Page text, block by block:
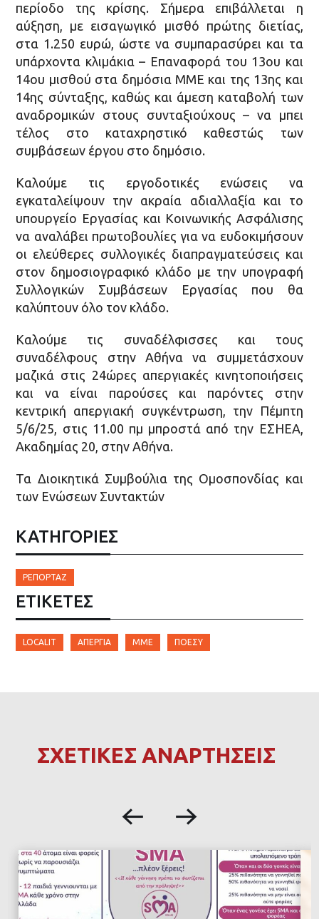
περίοδο της κρίσης. Σήμερα επιβάλλεται η
αύξηση, με εισαγωγικό μισθό πρώτης διετίας,
στα 1.250 ευρώ, ώστε να συμπαρασύρει και τα
υπάρχοντα κλιμάκια – Επαναφορά του 13ου και
14ου μισθού στα δημόσια ΜΜΕ και της 13ης και
14ης σύνταξης, καθώς και άμεση καταβολή των
αναδρομικών στους συνταξιούχους – να μπει
τέλος στο καταχρηστικό καθεστώς των
συμβάσεων έργου στο δημόσιο.
Καλούμε τις εργοδοτικές ενώσεις να
εγκαταλείψουν την ακραία αδιαλλαξία και το
υπουργείο Εργασίας και Κοινωνικής Ασφάλισης
να αναλάβει πρωτοβουλίες για να ευδοκιμήσουν
οι ελεύθερες συλλογικές διαπραγματεύσεις και
στον δημοσιογραφικό κλάδο με την υπογραφή
Συλλογικών Συμβάσεων Εργασίας που θα
καλύπτουν όλο τον κλάδο.
Καλούμε τις συναδέλφισσες και τους
συναδέλφους στην Αθήνα να συμμετάσχουν
μαζικά στις 24ώρες απεργιακές κινητοποιήσεις
και να είναι παρούσες και παρόντες στην
κεντρική απεργιακή συγκέντρωση, την Πέμπτη
5/6/25, στις 11.00 πμ μπροστά από την ΕΣΗΕΑ,
Ακαδημίας 20, στην Αθήνα.
Τα Διοικητικά Συμβούλια της Ομοσπονδίας και
των Ενώσεων Συντακτών
ΚΑΤΗΓΟΡΙΕΣ
ΡΕΠΟΡΤΆΖ
ΕΤΙΚΈΤΕΣ
LOCALIT ΑΠΕΡΓΊΑ ΜΜΕ ΠΟΕΣΥ
ΣΧΕΤΙΚΕΣ ΑΝΑΡΤΗΣΕΙΣ